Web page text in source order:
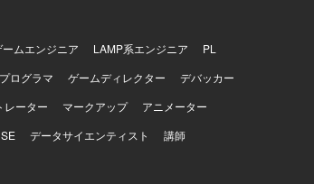
ームエンジニア LAMP系エンジニア
PL
ログラマ ゲームディレクター
デバッカー
レーター マークアップ
アニメーター
データサイエンティスト 講師